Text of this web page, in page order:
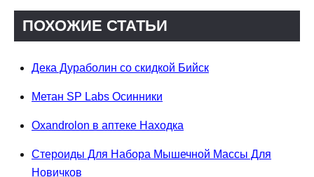
ПОХОЖИЕ СТАТЬИ
Дека Дураболин со скидкой Бийск
Метан SP Labs Осинники
Oxandrolon в аптеке Находка
Стероиды Для Набора Мышечной Массы Для
Новичков